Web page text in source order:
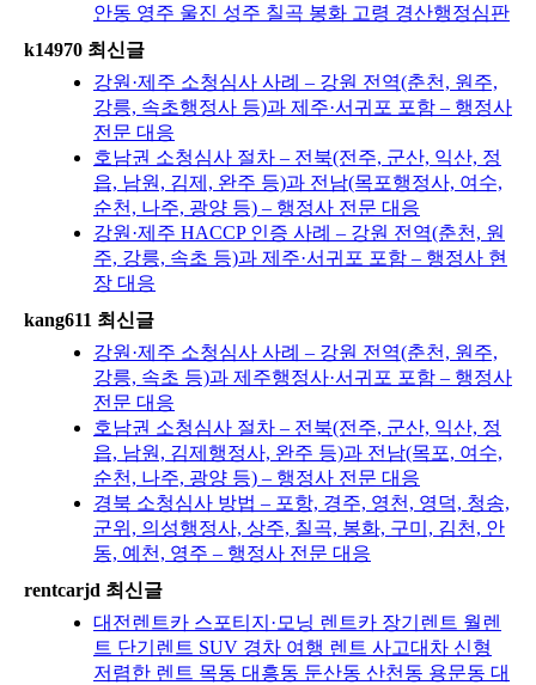
안동 영주 울진 성주 칠곡 봉화 고령 경산행정심판
k14970 최신글
강원·제주 소청심사 사례 – 강원 전역(춘천, 원주,
강릉, 속초행정사 등)과 제주·서귀포 포함 – 행정사
전문 대응
호남권 소청심사 절차 – 전북(전주, 군산, 익산, 정
읍, 남원, 김제, 완주 등)과 전남(목포행정사, 여수,
순천, 나주, 광양 등) – 행정사 전문 대응
강원·제주 HACCP 인증 사례 – 강원 전역(춘천, 원
주, 강릉, 속초 등)과 제주·서귀포 포함 – 행정사 현
장 대응
kang611 최신글
강원·제주 소청심사 사례 – 강원 전역(춘천, 원주,
강릉, 속초 등)과 제주행정사·서귀포 포함 – 행정사
전문 대응
호남권 소청심사 절차 – 전북(전주, 군산, 익산, 정
읍, 남원, 김제행정사, 완주 등)과 전남(목포, 여수,
순천, 나주, 광양 등) – 행정사 전문 대응
경북 소청심사 방법 – 포항, 경주, 영천, 영덕, 청송,
군위, 의성행정사, 상주, 칠곡, 봉화, 구미, 김천, 안
동, 예천, 영주 – 행정사 전문 대응
rentcarjd 최신글
대전렌트카 스포티지·모닝 렌트카 장기렌트 월렌
트 단기렌트 SUV 경차 여행 렌트 사고대차 신형
저렴한 렌트 목동 대흥동 둔산동 산천동 용문동 대